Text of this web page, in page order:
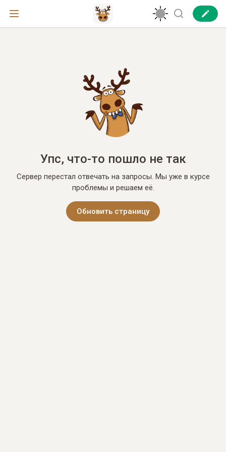
Упс, что-то пошло не так
Сервер перестал отвечать на запросы. Мы уже в курсе
проблемы и решаем её.
Обновить страницу